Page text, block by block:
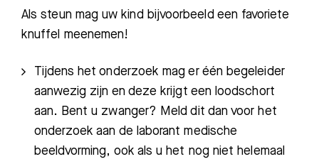
Als steun mag uw kind bijvoorbeeld een favoriete
knuffel meenemen!
Tijdens het onderzoek mag er één begeleider
aanwezig zijn en deze krijgt een loodschort
aan. Bent u zwanger? Meld dit dan voor het
onderzoek aan de laborant medische
beeldvorming, ook als u het nog niet helemaal